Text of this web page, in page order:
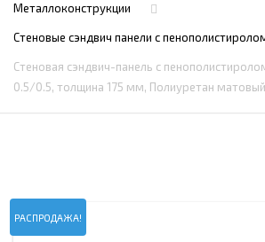
Металлоконструкции
Стеновые сэндвич панели с
Стеновая сэндвич-панель с
0.5/0.5, толщина 175 мм, Полиуретан матовый
РАСПРОДАЖА!